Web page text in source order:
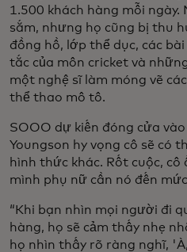
1.500 khách hàng mỗi ngày.
sắm, nhưng họ cũng bị thu
đồng hồ, lớp thể dục, các
tắc của môn cricket và
một nghệ sĩ làm móng vẽ
thể thao mô tô.
SOOO dự kiến đóng cửa
Youngson hy vọng cô sẽ có
hình thức khác. Rốt cuộc, cô
mình phụ nữ cần nó đến
“Khi bạn nhìn mọi người đi
hàng, họ sẽ cảm thấy nhẹ
họ nhìn thấy rõ ràng nghĩ,